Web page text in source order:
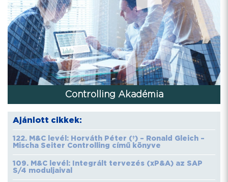
Controlling Akadémia
Ajánlott cikkek:
122. M&C levél: Horváth Péter (†) – Ronald Gleich –
Mischa Seiter Controlling című könyve
109. M&C levél: Integrált tervezés (xP&A) az SAP
S/4 moduljaival